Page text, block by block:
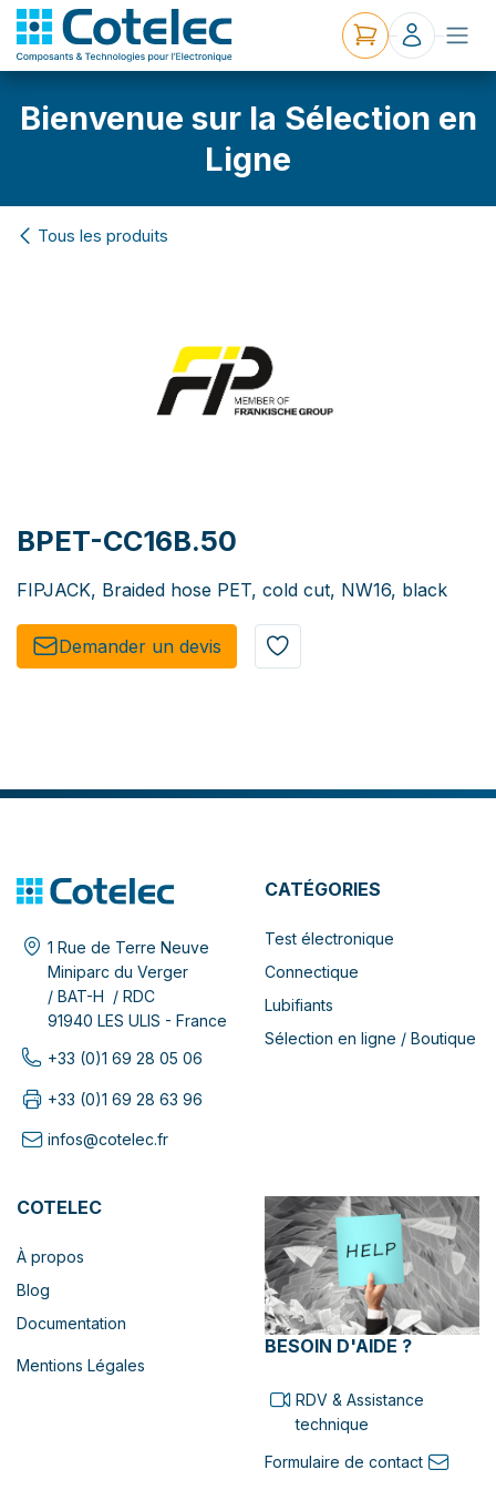
Bienvenue sur la Sélection en
Ligne
Tous les produits
BPET-CC16B.50
FIPJACK, Braided hose PET, cold cut, NW16, black
Demander un de​​vis​​
1 Rue de Terre Neuve
Miniparc du Verger
/ BAT-H / RDC
91940 LES ULIS - France
+33 (0)1 69 28 05 06
+33 (0)1 69 28 63 96
infos@cotelec.fr
CATÉGORIES
Test électronique
Connectique
Lubifiants
Sélection en ligne / Boutique
COTELEC
À propos
Blog
Documentation
Mentions Légales
BESOIN D'AIDE ?
RDV & Assistance
technique
Formulaire de contact